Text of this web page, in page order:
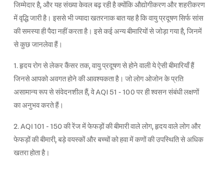
जिम्मेदार है, और यह संख्या केवल बढ़ रही है क्योंकि औद्योगीकरण और शहरीकरण
में वृद्धि जारी है। इससे भी ज्यादा खतरनाक बात यह है कि वायु प्रदूषण सिर्फ सांस
की समस्या ही पैदा नहीं करता है। इसे कई अन्य बीमारियों से जोड़ा गया है, जिनमें
से कुछ जानलेवा हैं।
1. हृदय रोग से लेकर कैंसर तक, वायु प्रदूषण से होने वाली ये ऐसी बीमारियाँ हैं
जिनसे आपको अवगत होने की आवश्यकता है। जो लोग ओजोन के प्रति
असामान्य रूप से संवेदनशील हैं, वे AQI 51 - 100 पर ही श्वसन संबंधी लक्षणों
का अनुभव करते हैं।
2. AQI 101 - 150 की रेंज में फेफड़ों की बीमारी वाले लोग, हृदय वाले लोग और
फेफड़ों की बीमारी, बड़े वयस्कों और बच्चों को हवा में कणों की उपस्थिति से अधिक
खतरा होता है।